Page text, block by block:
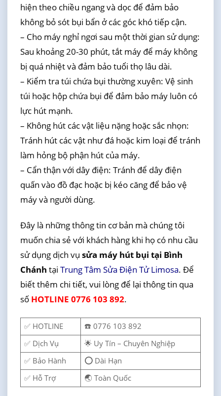
hiện theo chiều ngang và dọc để đảm bảo
không bỏ sót bụi bẩn ở các góc khó tiếp cận.
– Cho máy nghỉ ngơi sau một thời gian sử dụng:
Sau khoảng 20-30 phút, tắt máy để máy không
bị quá nhiệt và đảm bảo tuổi thọ lâu dài.
– Kiểm tra túi chứa bụi thường xuyên: Vệ sinh
túi hoặc hộp chứa bụi để đảm bảo máy luôn có
lực hút mạnh.
– Không hút các vật liệu nặng hoặc sắc nhọn:
Tránh hút các vật như đá hoặc kim loại để tránh
làm hỏng bộ phận hút của máy.
– Cẩn thận với dây điện: Tránh để dây điện
quấn vào đồ đạc hoặc bị kéo căng để bảo vệ
máy và người dùng.
Đây là những thông tin cơ bản mà chúng tôi
muốn chia sẻ với khách hàng khi họ có nhu cầu
sử dụng dịch vụ sửa máy hút bụi tại Bình
Chánh tại Trung Tâm Sửa Điện Tử Limosa. Để
biết thêm chi tiết, vui lòng để lại thông tin qua
số HOTLINE 0776 103 892.
✅ HOTLINE
☎️ 0776 103 892
✅ Dịch Vụ
🌟 Uy Tín – Chuyên Nghiệp
✅ Bảo Hành
⭕ Dài Hạn
✅ Hỗ Trợ
🌏 Toàn Quốc